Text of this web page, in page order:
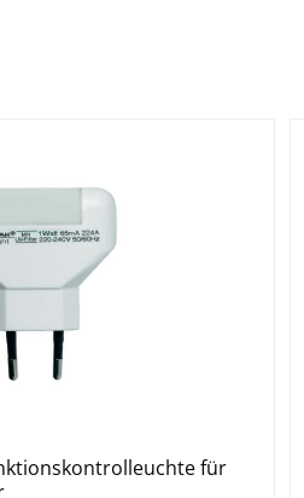
Zentimeter vom
schaltet der Humidistat
bis der
setzt sich Tag für
für